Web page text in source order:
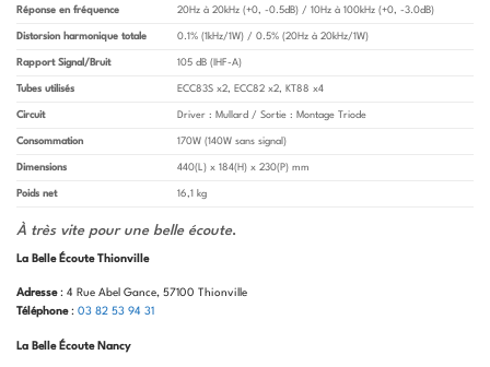
Réponse en fréquence 20Hz à 20kHz (+0, -0.5dB) / 10Hz à 100kHz (+0, -3.0dB)
Distorsion harmonique totale 0.1% (1kHz/1W) / 0.5% (20Hz à 20kHz/1W)
Rapport Signal/Bruit 105 dB (IHF-A)
Tubes utilisés ECC83S x2, ECC82 x2, KT88 x4
Circuit Driver : Mullard / Sortie : Montage Triode
Consommation 170W (140W sans signal)
Dimensions 440(L) x 184(H) x 230(P) mm
Poids net 16,1 kg
À très vite pour une belle écoute.
La Belle Écoute Thionville
Adresse: 4 Rue Abel Gance, 57100 Thionville
Téléphone: 03 82 53 94 31
La Belle Écoute Nancy